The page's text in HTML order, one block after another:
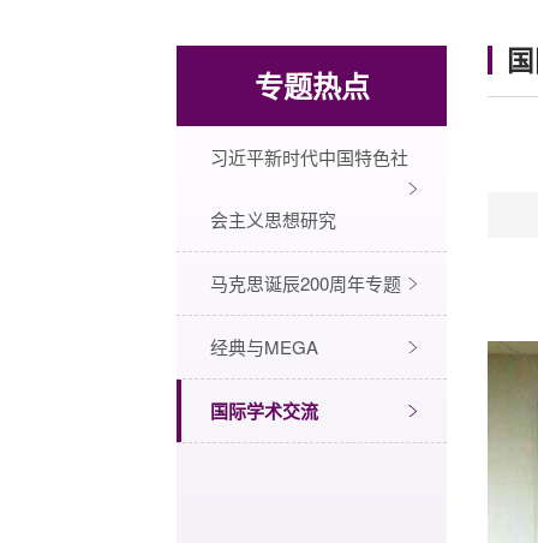
专题热点
习近平新时代中国特色社
会主义思想研究
马克思诞辰200周年专题
经典与MEGA
国际学术交流